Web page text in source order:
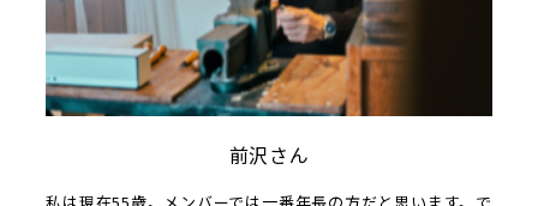
前沢さん
私は現在55歳。メンバーでは一番年長の方だと思います。で